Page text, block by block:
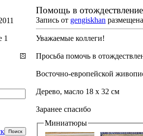
Помощь в
Запись от gengiskhan
Уважаемые коллеги!
Просьба помочь в
Восточно-европейской
Дерево, масло 18 х 32 см
Заранее спасибо
Миниатюры
1